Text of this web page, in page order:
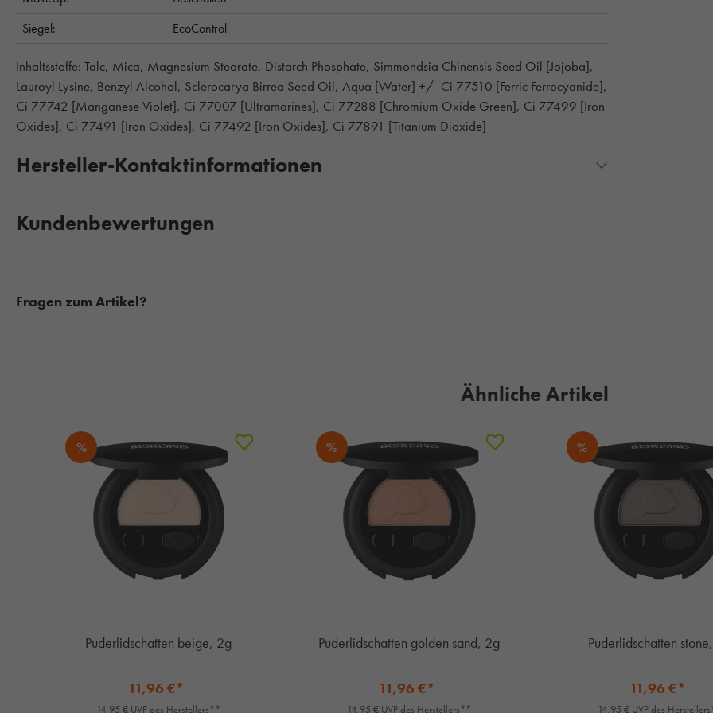
Siegel:
EcoControl
Inhaltsstoffe: Talc, Mica, Magnesium Stearate, Distarch Phosphate, Simmondsia Chinensis Seed Oil [Jojoba],
Lauroyl Lysine, Benzyl Alcohol, Sclerocarya Birrea Seed Oil, Aqua [Water] +/- Ci 77510 [Ferric Ferrocyanide],
Ci 77742 [Manganese Violet], Ci 77007 [Ultramarines], Ci 77288 [Chromium Oxide Green], Ci 77499 [Iron
Oxides], Ci 77491 [Iron Oxides], Ci 77492 [Iron Oxides], Ci 77891 [Titanium Dioxide]
Hersteller-Kontaktinformationen
Kundenbewertungen
Fragen zum Artikel?
Ähnliche Artikel
%
Puderlidschatten beige, 2g
11,96 €*
14,95 € UVP des Herstellers**
%
Puderlidschatten golden sand, 2g
11,96 €*
14,95 € UVP des Herstellers**
%
Puderlidschatten
11,96 €*
14,95 € UVP des